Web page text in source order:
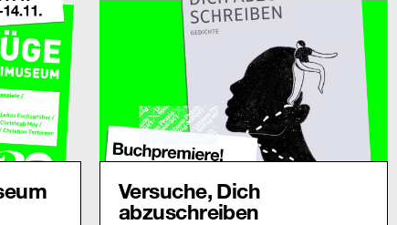
Versuche, Dich
abzuschreiben